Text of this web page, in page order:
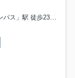
ス」駅 徒歩23分